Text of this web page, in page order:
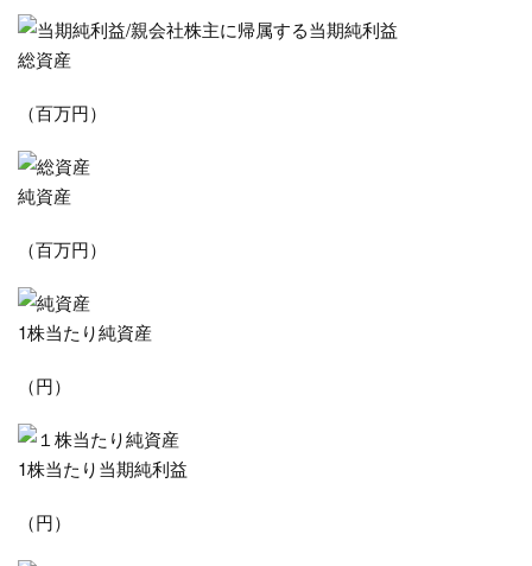
総資産
（百万円）
純資産
（百万円）
1株当たり純資産
（円）
1株当たり当期純利益
（円）